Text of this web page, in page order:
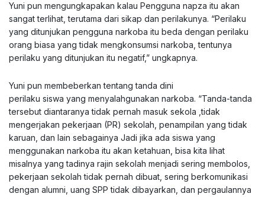
Yuni pun mengungkapakan kalau Pengguna napza itu akan
sangat terlihat, terutama dari sikap dan perilakunya. “Perilaku
yang ditunjukan pengguna narkoba itu beda dengan perilaku
orang biasa yang tidak mengkonsumsi narkoba, tentunya
perilaku yang ditunjukan itu negatif,” ungkapnya.
Yuni pun membeberkan tentang tanda dini
perilaku siswa yang menyalahgunakan narkoba. “Tanda-tanda
tersebut diantaranya tidak pernah masuk sekola ,tidak
mengerjakan pekerjaan (PR) sekolah, penampilan yang tidak
karuan, dan lain sebagainya Jadi jika ada siswa yang
menggunakan narkoba itu akan ketahuan, bisa kita lihat
misalnya yang tadinya rajin sekolah menjadi sering membolos,
pekerjaan sekolah tidak pernah dibuat, sering berkomunikasi
dengan alumni, uang SPP tidak dibayarkan, dan pergaulannya